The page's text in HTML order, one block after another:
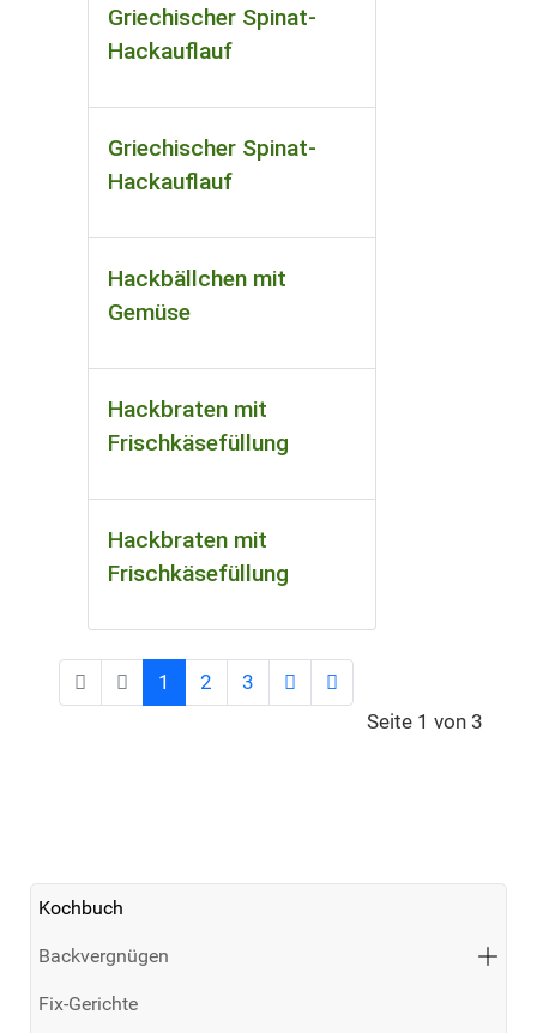
Griechischer Spinat-
Hackauflauf
Griechischer Spinat-
Hackauflauf
Hackbällchen mit
Gemüse
Hackbraten mit
Frischkäsefüllung
Hackbraten mit
Frischkäsefüllung
Seite 1 von 3
1 2 3
Kochbuch
Backvergnügen
Fix-Gerichte